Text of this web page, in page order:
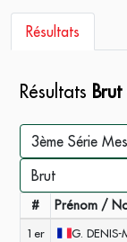
Résultats
Résultats
# Prénom /
1er G. DENIS-